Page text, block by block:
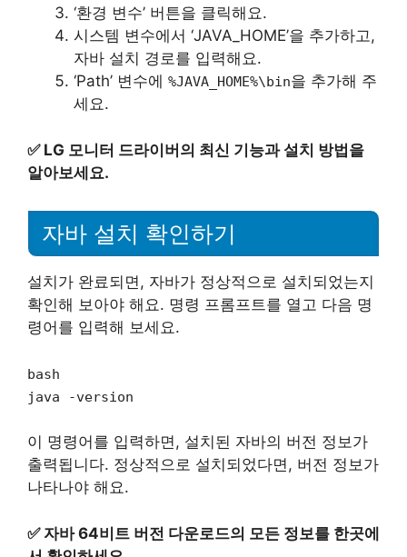
‘환경 변수’ 버튼을 클릭해요.
시스템 변수에서 ‘JAVA_HOME’을 추가하고,
자바 설치 경로를 입력해요.
‘Path’ 변수에 %JAVA_HOME%\bin을 추가해 주
세요.
✅ LG 모니터 드라이버의 최신 기능과 설치 방법을
알아보세요.
자바 설치 확인하기
설치가 완료되면, 자바가 정상적으로 설치되었는지
확인해 보아야 해요. 명령 프롬프트를 열고 다음 명
령어를 입력해 보세요.
bash
java -version
이 명령어를 입력하면, 설치된 자바의 버전 정보가
출력됩니다. 정상적으로 설치되었다면, 버전 정보가
나타나야 해요.
✅ 자바 64비트 버전 다운로드의 모든 정보를 한곳에